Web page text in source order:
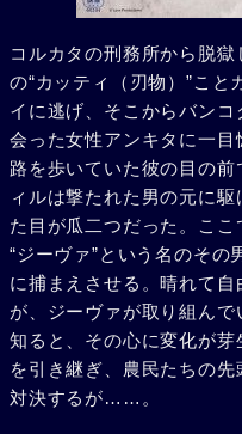
コルカタの刑務所から脱
の“カッティ（刃物）”こ
イに逃げ、そこからバン
会った女性アンキタに一
路を歩いていた彼の目の
ィルは撃たれた男の元に
た目が瓜二つだった。ここ
“ジーヴァ”という名のそ
に捕まえさせる。晴れて
が、ジーヴァが取り組ん
知ると、その心に変化が
を引き継ぎ、農民たちの
対決するが……。